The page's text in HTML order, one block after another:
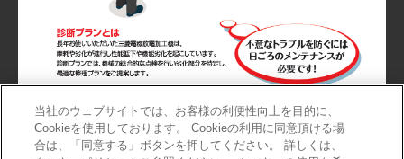
当社のウェブサイトでは、お客様の利便性向上を目的に、
Cookieを使用しております。 Cookieの利用に同意頂ける場
合は、「同意する」ボタンを押してください。 詳しくは、